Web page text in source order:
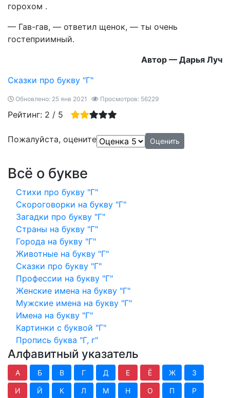
горохом .
— Гав-гав, — ответил щенок, — ты очень
гостеприимный.
Автор — Дарья Луч
Сказки про букву "Г"
Обновлено: 25 янв 2021 Просмотров: 56229
Рейтинг: 2 / 5
Пожалуйста, оцените
Всё о букве
Стихи про букву "Г"
Скороговорки на букву "Г"
Загадки про букву "Г"
Страны на букву "Г"
Города на букву "Г"
Животные на букву "Г"
Сказки про букву "Г"
Профессии на букву "Г"
Женские имена на букву "Г"
Мужские имена на букву "Г"
Имена на букву "Г"
Картинки с буквой "Г"
Пропись буква "Г, г"
Алфавитный указатель
А Б В Г Д Е Ё Ж З
И Й К Л М Н О П Р